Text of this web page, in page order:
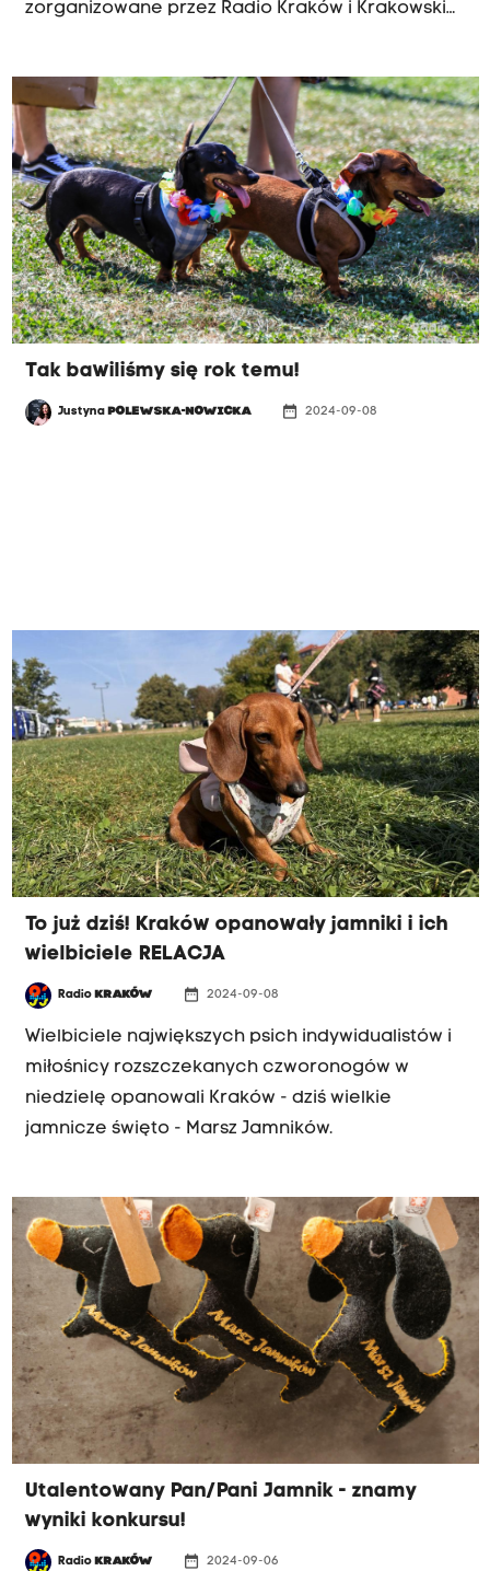
zorganizowane przez Radio Kraków i Krakowskie
Tak bawiliśmy się rok temu!
Justyna POLEWSKA-NOWICKA date_range 2024-09-08
To już dziś! Kraków opanowały jamniki i ich
wielbiciele RELACJA
Radio KRAKÓW date_range 2024-09-08
Wielbiciele największych psich indywidualistów i
miłośnicy rozszczekanych czworonogów w
niedzielę opanowali Kraków - dziś wielkie
jamnicze święto - Marsz Jamników.
Utalentowany Pan/Pani Jamnik - znamy
wyniki konkursu!
Radio KRAKÓW date_range 2024-09-06